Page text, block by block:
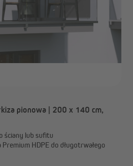
pionowa | 200 x 140 cm,
ściany lub sufitu
HDPE do długotrwałego